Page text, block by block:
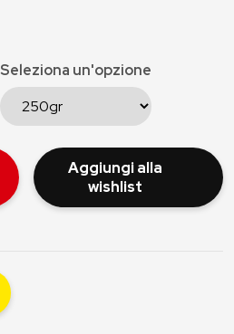
Seleziona un'opzione
Aggiungi alla
wishlist